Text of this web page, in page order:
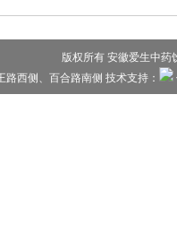
版权所有 安徽爱生中
西侧、百合路南侧 技术支持：